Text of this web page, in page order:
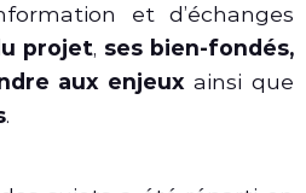
et d’échanges
projet, ses bien-fondés,
aux enjeuxainsi que
.